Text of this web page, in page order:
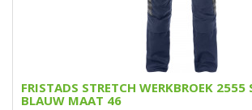
FRISTADS STRETCH WERKBROEK 2555
BLAUW MAAT 46